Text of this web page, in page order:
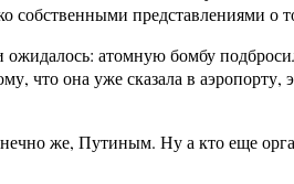
собственными представлениями о
и ожидалось: атомную бомбу
что она уже сказала в
же, Путиным. Ну а кто еще